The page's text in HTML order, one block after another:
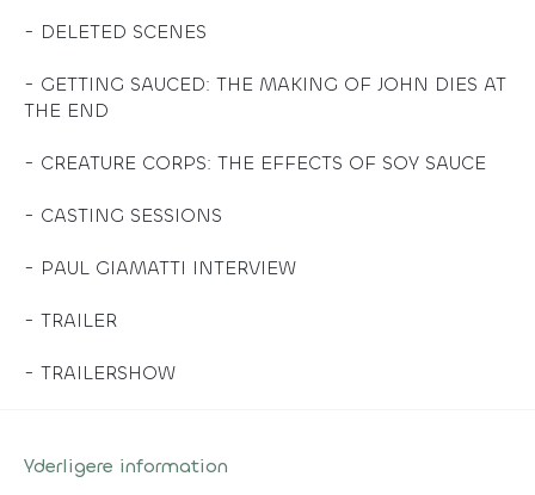
- DELETED SCENES
- GETTING SAUCED: THE MAKING OF JOHN DIES AT
THE END
- CREATURE CORPS: THE EFFECTS OF SOY SAUCE
- CASTING SESSIONS
- PAUL GIAMATTI INTERVIEW
- TRAILER
- TRAILERSHOW
Yderligere information